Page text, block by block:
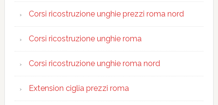
Corsi ricostruzione unghie prezzi roma nord
Corsi ricostruzione unghie roma
Corsi ricostruzione unghie roma nord
Extension ciglia prezzi roma